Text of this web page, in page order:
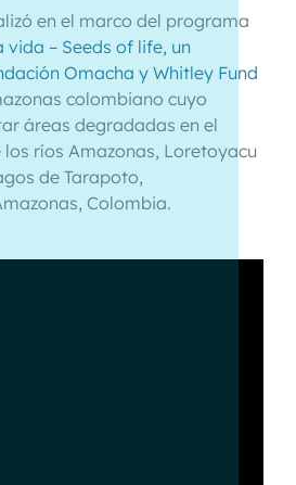
en el marco del programa
– Seeds of life, un
Omacha y Whitley Fund
colombiano cuyo
áreas degradadas en el
ríos Amazonas, Loretoyacu
de Tarapoto,
Colombia.